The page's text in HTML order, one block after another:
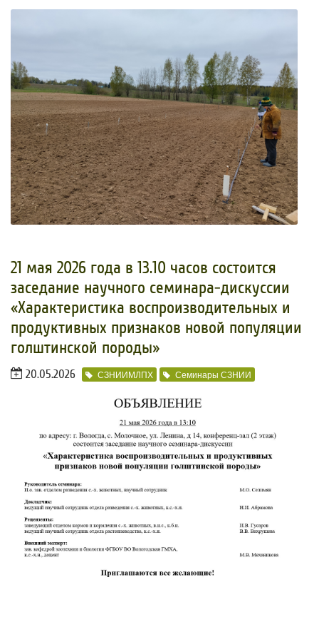
21 мая 2026 года в 13.10 часов состоится
заседание научного семинара-дискуссии
«Характеристика воспроизводительных и
продуктивных признаков новой популяции
голштинской породы»
20.05.2026 СЗНИИМЛПХ Семинары СЗНИИ